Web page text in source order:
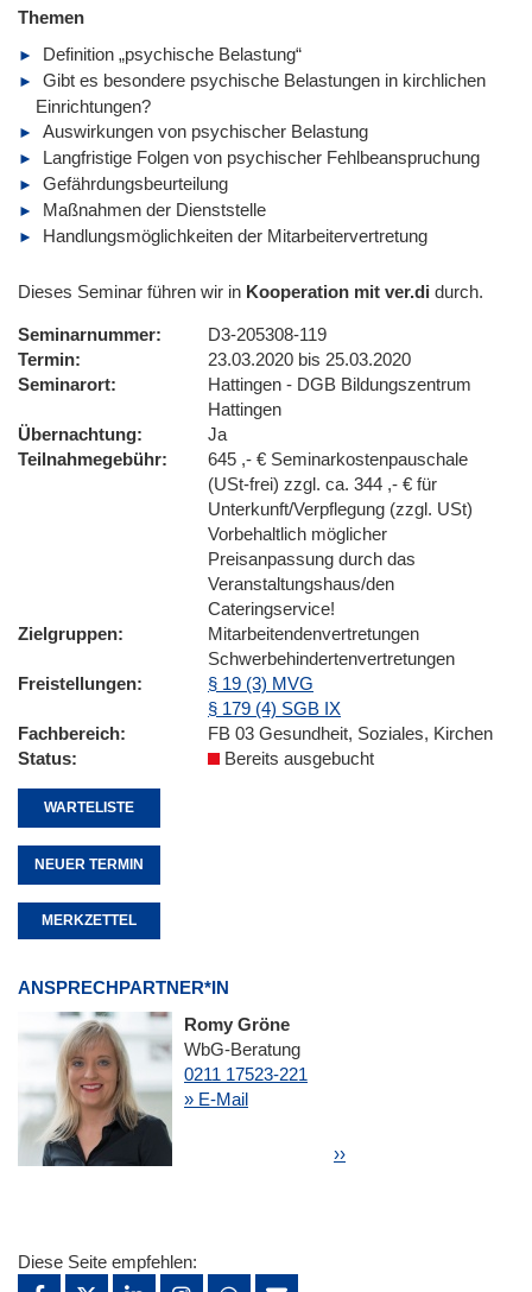
Themen
Definition „psychische Belastung“
Gibt es besondere psychische Belastungen in kirchlichen
Einrichtungen?
Auswirkungen von psychischer Belastung
Langfristige Folgen von psychischer Fehlbeanspruchung
Gefährdungsbeurteilung
Maßnahmen der Dienststelle
Handlungsmöglichkeiten der Mitarbeitervertretung
Dieses Seminar führen wir in Kooperation mit ver.di durch.
Seminarnummer
D3-205308-119
Termin
23.03.2020 bis 25.03.2020
Seminarort
Hattingen - DGB Bildungszentrum
Hattingen
Übernachtung
Ja
Teilnahmegebühr
645 ,- € Seminarkostenpauschale
(USt-frei) zzgl. ca. 344 ,- € für
Unterkunft/Verpflegung (zzgl. USt)
Vorbehaltlich möglicher
Preisanpassung durch das
Veranstaltungshaus/den
Cateringservice!
Zielgruppen
Mitarbeitendenvertretungen
Schwerbehindertenvertretungen
Freistellungen
§ 19 (3) MVG
§ 179 (4) SGB IX
Fachbereich
FB 03 Gesundheit, Soziales, Kirchen
Status
Bereits ausgebucht
WARTELISTE
NEUER TERMIN
MERKZETTEL
ANSPRECHPARTNER*IN
Romy Gröne
WbG-Beratung
0211 17523-221
» E-Mail
SeitennummerierungNächste Seite
››
Diese Seite empfehlen: